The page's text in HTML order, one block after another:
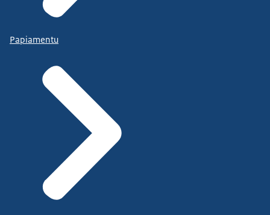
Papiamentu